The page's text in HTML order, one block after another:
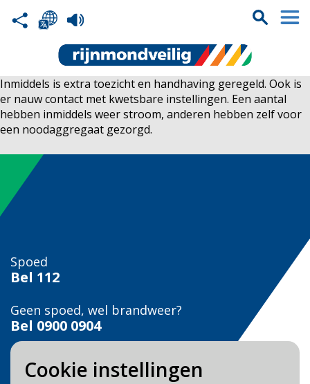
Cookie instellingen
Inmiddels is extra toezicht en handhaving geregeld. Ook is
er nauw contact met kwetsbare instellingen. Een aantal
hebben inmiddels weer stroom, anderen hebben zelf voor
een noodaggregaat gezorgd.
Spoed
Bel 112
Geen spoed, wel brandweer?
Bel 0900 0904
Veilig Leven?
Bel 0900-8387